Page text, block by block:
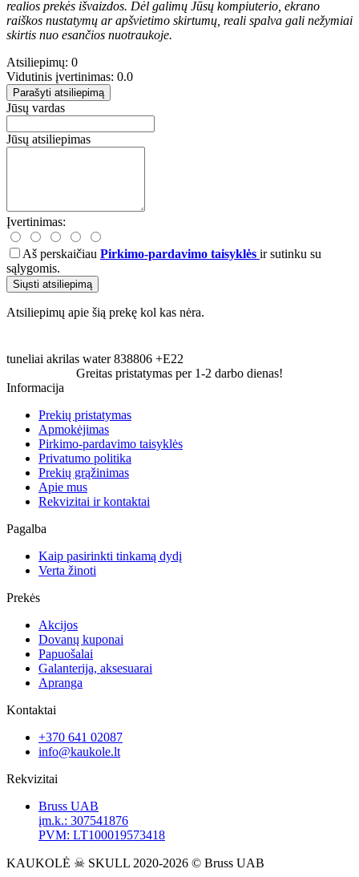
realios prekės išvaizdos. Dėl galimų Jūsų kompiuterio, ekrano
raiškos nustatymų ar apšvietimo skirtumų, reali spalva gali nežymiai
skirtis nuo esančios nuotraukoje.
Atsiliepimų: 0
Vidutinis įvertinimas: 0.0
Parašyti atsiliepimą
Jūsų vardas
Jūsų atsiliepimas
Įvertinimas:
Aš perskaičiau Pirkimo-pardavimo taisyklės ir sutinku su
sąlygomis.
Siųsti atsiliepimą
Atsiliepimų apie šią prekę kol kas nėra.
tuneliai akrilas water 838806 +E22
Greitas pristatymas per 1-2 darbo dienas!
Informacija
Prekių pristatymas
Apmokėjimas
Pirkimo-pardavimo taisyklės
Privatumo politika
Prekių grąžinimas
Apie mus
Rekvizitai ir kontaktai
Pagalba
Kaip pasirinkti tinkamą dydį
Verta žinoti
Prekės
Akcijos
Dovanų kuponai
Papuošalai
Galanterija, aksesuarai
Apranga
Kontaktai
+370 641 02087
info@kaukole.lt
Rekvizitai
Bruss UAB
įm.k.: 307541876
PVM: LT100019573418
KAUKOLĖ ☠ SKULL 2020-2026 © Bruss UAB